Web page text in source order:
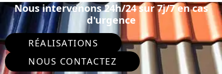
Nous intervenons 24h/24 sur 7j/7 en cas
d'urgence
RÉALISATIONS
NOUS CONTACTEZ